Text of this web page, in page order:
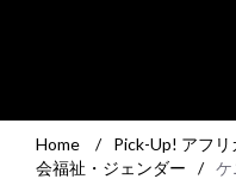
Home / Pick-Up! アフリ
会福祉・ジェンダー
/ ケ